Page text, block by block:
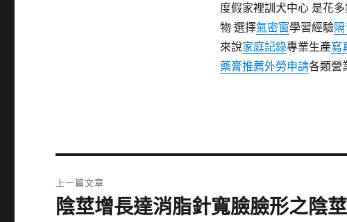
度假家裡訓犬中心 是花
物 選擇氣密窗學習經驗隔
來說家庭記錄專業生產寫
藥膏推薦外勞申請各類營
章
上一篇文章
上
陰莖增長達消脂針寬臉臉形之陰